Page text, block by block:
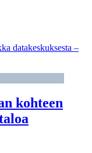
datakeskuksesta –
kohteen